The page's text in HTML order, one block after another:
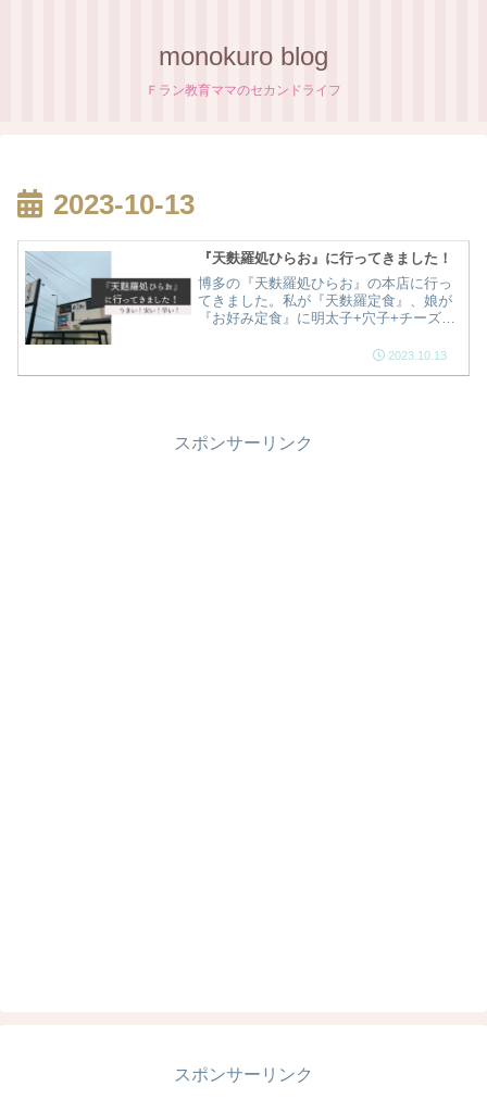
monokuro blog
Ｆラン教育ママのセカンドライフ
2023-10-13
『天麩羅処ひらお』に行ってきました！
博多の『天麩羅処ひらお』の本店に行っ
てきました。私が『天麩羅定食』、娘が
『お好み定食』に明太子+穴子+チーズを
揚げたての天麩羅、メチャメチャ美味し
2023.10.13
スポンサーリンク
スポンサーリンク